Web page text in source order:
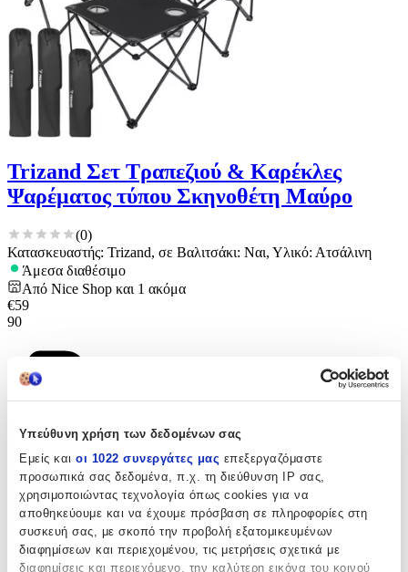
Υπεύθυνη χρήση των δεδομένων σας
Εμείς και οι 1022 συνεργάτες μας επεξεργαζόμαστε
προσωπικά σας δεδομένα, π.χ. τη διεύθυνση IP σας,
χρησιμοποιώντας τεχνολογία όπως cookies για να
αποθηκεύουμε και να έχουμε πρόσβαση σε πληροφορίες στη
συσκευή σας, με σκοπό την προβολή εξατομικευμένων
διαφημίσεων και περιεχομένου, τις μετρήσεις σχετικά με
διαφημίσεις και περιεχόμενο, την καλύτερη εικόνα του κοινού
Trizand Σετ Τραπεζιού & Καρέκλες
Ψαρέματος τύπου Σκηνοθέτη Μαύρο
(0)
Κατασκευαστής: Trizand, σε Βαλιτσάκι: Ναι, Υλικό: Ατσάλινη
Άμεσα διαθέσιμο
Από Nice Shop και 1 ακόμα
€59
90